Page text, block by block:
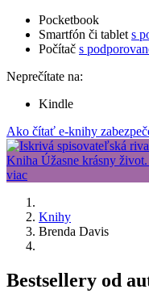
Pocketbook
Smartfón či tablet s
Počítač s
Neprečítate na:
Kindle
Ako čítať e-knihy
Knihy
Brenda Davis
Bestsellery od